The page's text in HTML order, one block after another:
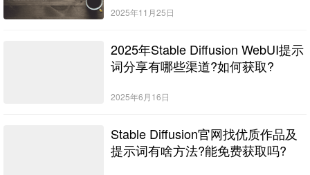
2025年11月25日
2025年Stable Diffusion WebUI提示
词分享有哪些渠道?如何获取?
2025年6月16日
Stable Diffusion官网找优质作品及
提示词有啥方法?能免费获取吗?